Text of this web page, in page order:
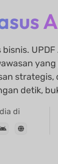
UPDF
strategis,
detik,
di